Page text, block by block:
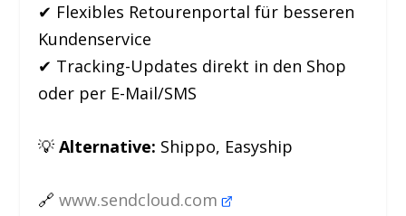
✔ Flexibles Retourenportal für besseren
Kundenservice
✔ Tracking-Updates direkt in den Shop
oder per E-Mail/SMS
💡Alternative: Shippo, Easyship
🔗www.sendcloud.com